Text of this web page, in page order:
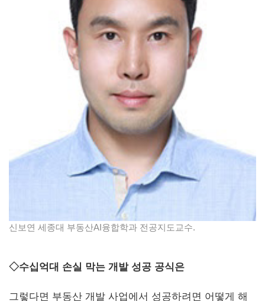
신보연 세종대 부동산AI융합학과 전공지도교수.
◇수십억대 손실 막는 개발 성공 공식은
그렇다면 부동산 개발 사업에서 성공하려면 어떻게 해